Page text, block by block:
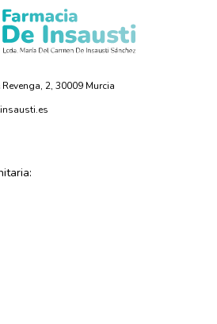
2, 30009 Murcia